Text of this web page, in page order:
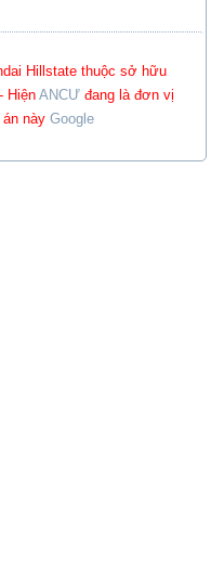
Hillstate thuộc sở hữu
Hiện ANCƯ đang là đơn vị
này Google